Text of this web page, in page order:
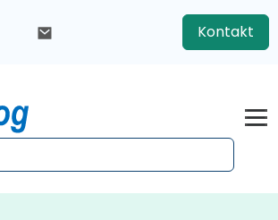
Kontakt